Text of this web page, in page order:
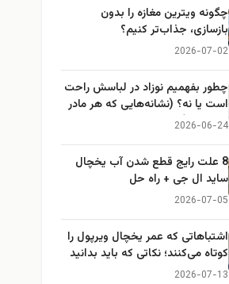
چگونه ویترین مغازه را بدون
بازسازی، جذاب‌تر کنیم؟
2026-07-02
چطور بفهمیم نوزاد در لباسش راحت
است یا نه؟ (نشانه‌هایی که هر مادر
باید بداند)
2026-06-24
8 علت رایج قطع شدن آب یخچال
ساید ال جی + راه حل
2026-07-05
اشتباهاتی که عمر یخچال ویرپول را
کوتاه می‌کنند؛ نکاتی که باید بدانید
2026-07-13